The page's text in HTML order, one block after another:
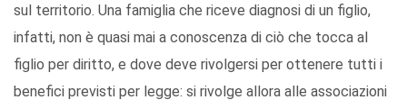
sul territorio. Una famiglia che riceve diagnosi di un figlio,
infatti, non è quasi mai a conoscenza di ciò che tocca al
figlio per diritto, e dove deve rivolgersi per ottenere tutti i
benefici previsti per legge: si rivolge allora alle associazioni